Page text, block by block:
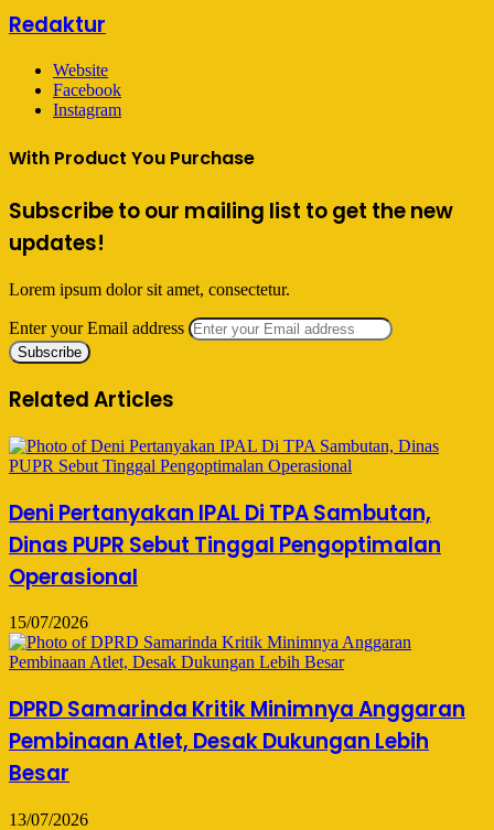
Redaktur
Website
Facebook
Instagram
With Product You Purchase
Subscribe to our mailing list to get the new
updates!
Lorem ipsum dolor sit amet, consectetur.
Enter your Email address
Related Articles
Deni Pertanyakan IPAL Di TPA Sambutan,
Dinas PUPR Sebut Tinggal Pengoptimalan
Operasional
15/07/2026
DPRD Samarinda Kritik Minimnya Anggaran
Pembinaan Atlet, Desak Dukungan Lebih
Besar
13/07/2026